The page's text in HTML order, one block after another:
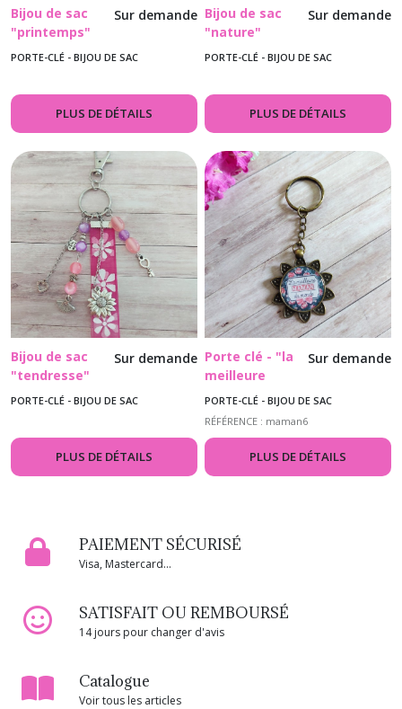
Bijou de sac
"printemps"
Sur demande
PORTE-CLÉ - BIJOU DE SAC
PLUS DE DÉTAILS
Bijou de sac
"nature"
Sur demande
PORTE-CLÉ - BIJOU DE SAC
PLUS DE DÉTAILS
Bijou de sac
"tendresse"
Sur demande
PORTE-CLÉ - BIJOU DE SAC
PLUS DE DÉTAILS
Porte clé - "la
meilleure
maman du
monde"
Sur demande
PORTE-CLÉ - BIJOU DE SAC
RÉFÉRENCE : maman6
PLUS DE DÉTAILS
PAIEMENT SÉCURISÉ
Visa, Mastercard...
SATISFAIT OU REMBOURSÉ
14 jours pour changer d'avis
Catalogue
Voir tous les articles